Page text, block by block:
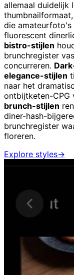
allemaal duidelijk
die amateurfoto's
fluorescent
bistro-stijlen
brunchregister
concurreren.
elegance-stijlen
naar het
ontbijtketen-CPG
brunch-stijlen
diner-hash-
brunchregister
floreren.
Explore styles→